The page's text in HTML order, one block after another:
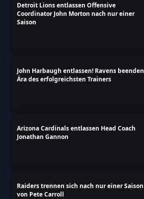
Detroit Lions entlassen Offensive
Coordinator John Morton nach nur einer
Saison
John Harbaugh entlassen! Ravens beenden
Ära des erfolgreichsten Trainers
Arizona Cardinals entlassen Head Coach
Jonathan Gannon
Raiders trennen sich nach nur einer Saison
von Pete Carroll